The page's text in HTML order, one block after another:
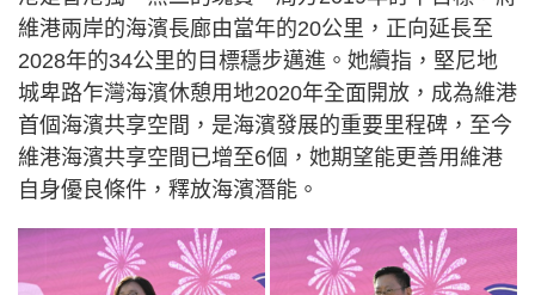
維港兩岸的海濱長廊由當年的20公里，正向延長至
2028年的34公里的目標穩步邁進。她續指，堅尼地
城卑路乍灣海濱休憩用地2020年全面開放，成為維港
首個海濱共享空間，是海濱發展的重要里程碑，至今
維港海濱共享空間已增至6個，她期望能更善用維港
自身優良條件，釋放海濱潛能。